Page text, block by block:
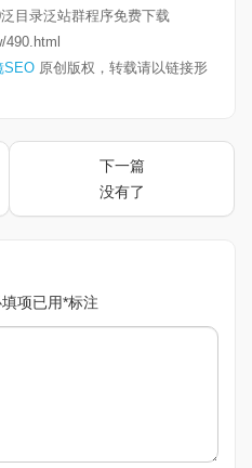
目录泛站群程序免费下载
SEO 原创版权，转载请以链接形
下一篇
没有了
项已用*标注